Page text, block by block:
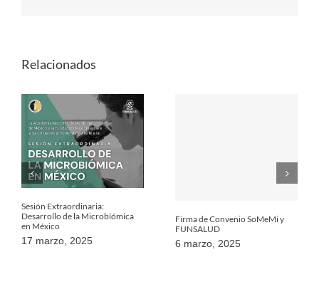
Relacionados
Sesión Extraordinaria:
Desarrollo de la Microbiómica
en México
17 marzo, 2025
Firma de Convenio SoMeMi y
FUNSALUD
6 marzo, 2025